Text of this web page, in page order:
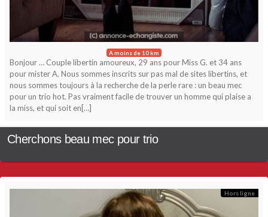
A moins de 10 km
Bonjour … Couple libertin amoureux, 29 ans pour Miss G. et 34 ans
pour mister A. Nous sommes inscrits sur pas mal de sites libertins, et
nous sommes toujours à la recherche de la perle rare : un beau mec
pour un trio hot. Pas vraiment facile de trouver un homme qui plaise a
la miss, et qui soit en[…]
Cherchons beau mec pour trio
Hors ligne